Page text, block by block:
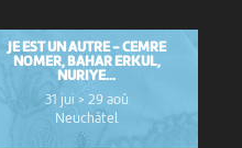
JE EST UN AUTRE - CEMRE
NOMER, BAHAR ERKUL,
NURIYE...
31 jui > 29 aoû
Neuchâtel